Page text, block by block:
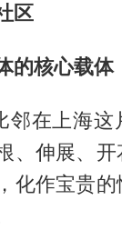
区
的核心载体
邻在上海这
、伸展、
化作宝贵的